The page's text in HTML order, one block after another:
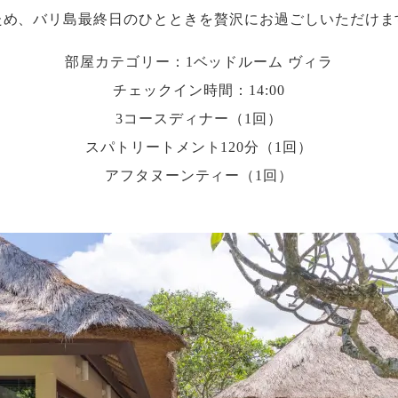
め、バリ島最終日のひとときを贅沢にお過ごしいただけま
部屋カテゴリー：1ベッドルーム ヴィラ
チェックイン時間：14:00
3コースディナー（1回）
スパトリートメント120分（1回）
アフタヌーンティー（1回）